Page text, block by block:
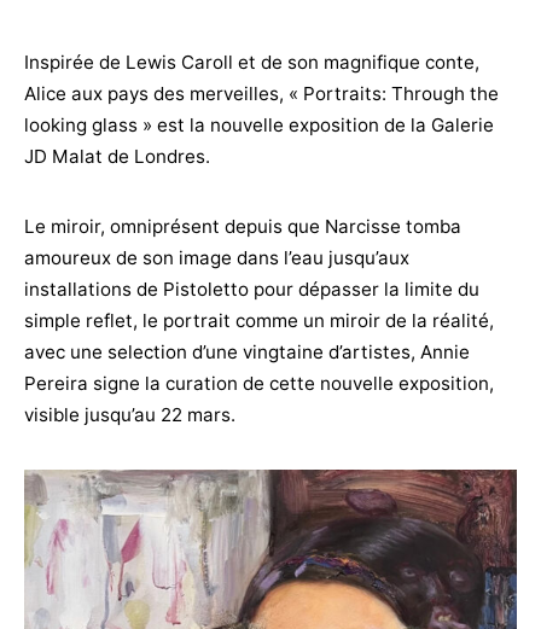
Inspirée de Lewis Caroll et de son magnifique conte,
Alice aux pays des merveilles, « Portraits: Through the
looking glass » est la nouvelle exposition de la Galerie
JD Malat de Londres.
Le miroir, omniprésent depuis que Narcisse tomba
amoureux de son image dans l’eau jusqu’aux
installations de Pistoletto pour dépasser la limite du
simple reflet, le portrait comme un miroir de la réalité,
avec une selection d’une vingtaine d’artistes, Annie
Pereira signe la curation de cette nouvelle exposition,
visible jusqu’au 22 mars.